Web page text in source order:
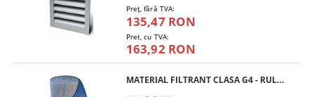
Preţ, fără TVA:
135,47 RON
Pret, cu TVA:
163,92 RON
MATERIAL FILTRANT CLASA G4 - RULOU